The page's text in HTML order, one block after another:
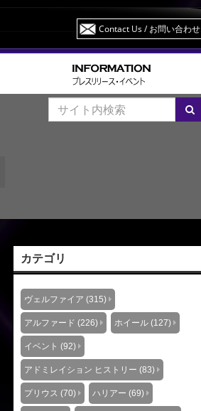
Contact Us/ お問い合わせ
カテゴリ
ヴェルファイア (315)
アルファード (226) ホイール (127)
イベント (92)
アドミレイション ヒストリー (83)
プリウス (70) ハリアー (69)